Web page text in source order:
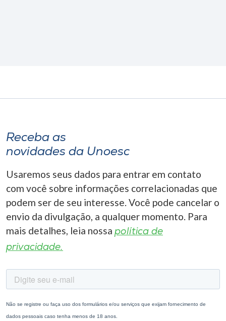
Receba as
novidades da Unoesc
Usaremos seus dados para entrar em contato
com você sobre informações correlacionadas que
podem ser de seu interesse. Você pode cancelar o
envio da divulgação, a qualquer momento. Para
mais detalhes, leia nossa política de
privacidade.